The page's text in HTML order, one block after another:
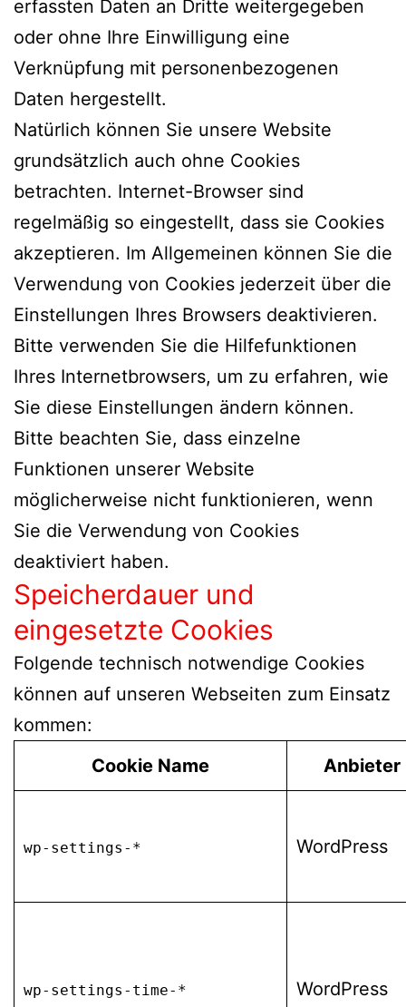
erfassten Daten an Dritte weitergegeben
oder ohne Ihre Einwilligung eine
Verknüpfung mit personenbezogenen
Daten hergestellt.
Natürlich können Sie unsere Website
grundsätzlich auch ohne Cookies
betrachten. Internet-Browser sind
regelmäßig so eingestellt, dass sie Cookies
akzeptieren. Im Allgemeinen können Sie die
Verwendung von Cookies jederzeit über die
Einstellungen Ihres Browsers deaktivieren.
Bitte verwenden Sie die Hilfefunktionen
Ihres Internetbrowsers, um zu erfahren, wie
Sie diese Einstellungen ändern können.
Bitte beachten Sie, dass einzelne
Funktionen unserer Website
möglicherweise nicht funktionieren, wenn
Sie die Verwendung von Cookies
deaktiviert haben.
Speicherdauer und
eingesetzte Cookies
Folgende technisch notwendige Cookies
können auf unseren Webseiten zum Einsatz
kommen:
Cookie Name
Anbieter
wp-settings-* WordPress
wp-settings-time-* WordPress